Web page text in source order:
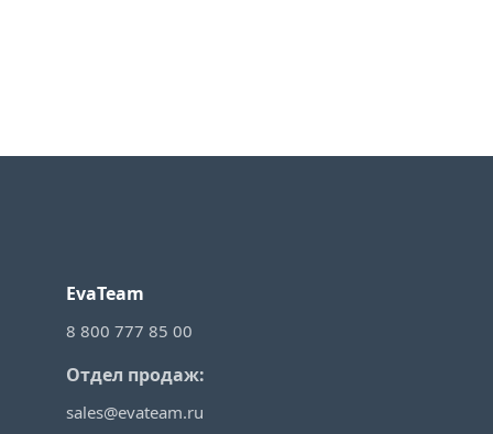
EvaTeam
8 800 777 85 00
Отдел продаж:
sales@evateam.ru